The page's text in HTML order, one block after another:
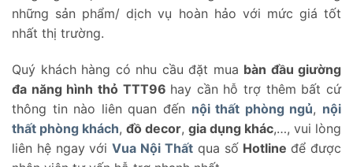
những sản phẩm/ dịch vụ hoàn hảo với mức giá tốt
nhất thị trường.
Quý khách hàng có nhu cầu đặt mua bàn đầu giường
đa năng hình thỏ TTT96 hay cần hỗ trợ thêm bất cứ
thông tin nào liên quan đến nội thất phòng ngủ, nội
thất phòng khách, đồ decor, gia dụng khác,…, vui lòng
liên hệ ngay vớiVua Nội Thấtqua số Hotlineđể được